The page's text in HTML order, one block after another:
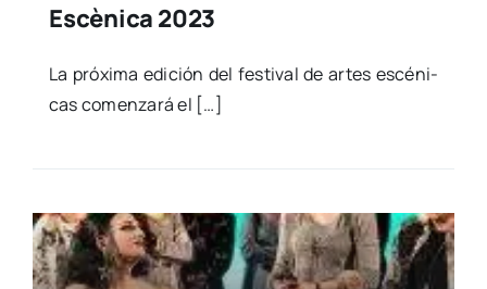
Escènica 2023
La pró­xi­ma edi­ción del fes­ti­val de artes escé­ni­
cas comen­za­rá el […]